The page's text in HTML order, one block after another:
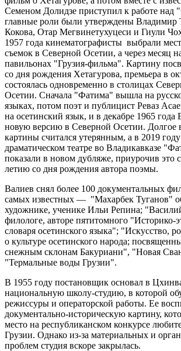
Семеном Долидзе приступил к работе
главные роли были утверждены Владимир
Кокова, Отар Мегвинетухуцеси и Гиули
1957 года кинематографисты выбрали
съемок в Северной Осетии, а через месяц
павильонах "Грузия-фильма". Картину
со дня рождения Хетагурова, премьера в
состоялась одновременно в столицах
Осетии. Сначала "Фатима" вышла на
языках, потом поэт и публицист Реваз
на осетинский язык, и в декабре 1965 года
новую версию в Северной Осетии. Долгое
картины считался утерянным, а в 2019
драматическом театре во Владикавказе
показали в новом дубляже, приурочив это
летию со дня рождения автора поэмы.
Валиев снял более 100 документальных
самых известных — "Махарбек Туганов"
художнике, ученике Ильи Репина;
филологе, авторе пятитомного "Историко-
словаря осетинского языка"; "Искусство,
о культуре осетинского народа;
снежным склонам Бакуриани", "Новая
"Термальные воды Грузии".
В 1955 году постановщик основал в
национальную школу-студию, в которой
режиссуры и операторской работы. Ее
документально-историческую картину,
место на республиканском конкурсе
Грузии. Однако из-за материальных и
проблем студия вскоре закрылась.